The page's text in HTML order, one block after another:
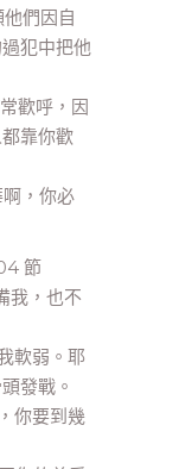
們因自
犯中把他
歡呼，因
靠你歡
，你必
節
我，也不
軟弱。耶
發戰。
你要到幾